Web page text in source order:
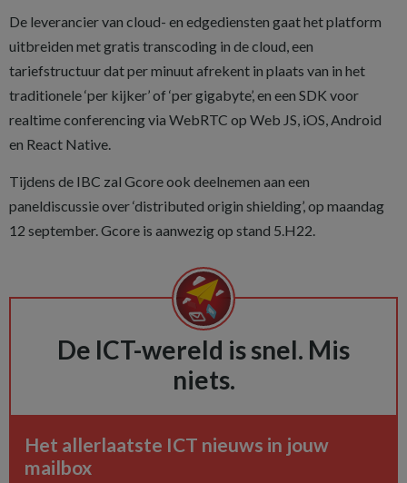
De leverancier van cloud- en edgediensten gaat het platform
uitbreiden met gratis transcoding in de cloud, een
tariefstructuur dat per minuut afrekent in plaats van in het
traditionele ‘per kijker’ of ‘per gigabyte’, en een SDK voor
realtime conferencing via WebRTC op Web JS, iOS, Android
en React Native.
Tijdens de IBC zal Gcore ook deelnemen aan een
paneldiscussie over ‘distributed origin shielding’, op maandag
12 september. Gcore is aanwezig op stand 5.H22.
De ICT-wereld is snel. Mis
niets.
Het allerlaatste ICT nieuws in jouw
mailbox